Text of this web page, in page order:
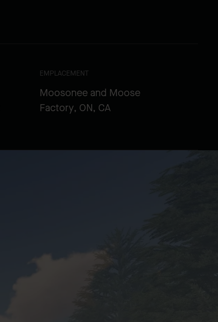
EMPLACEMENT
Moosonee and Moose
Factory, ON, CA